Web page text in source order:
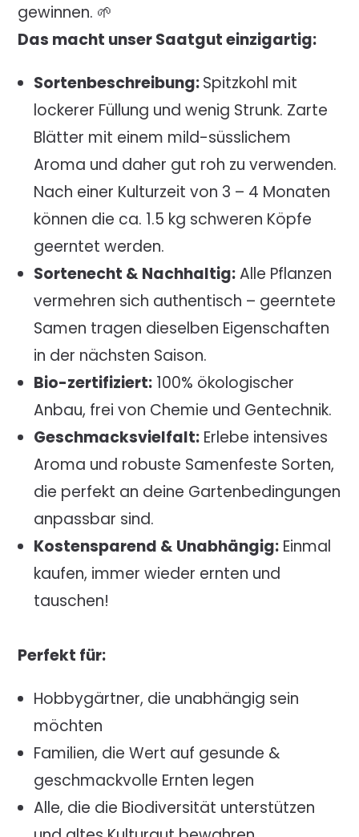
gewinnen. 🌱
Das macht unser Saatgut einzigartig:
​Sortenbeschreibung:Spitzkohl mit
lockerer Füllung und wenig Strunk. Zarte
Blätter mit einem mild-süsslichem
Aroma und daher gut roh zu verwenden.
Nach einer Kulturzeit von 3 – 4 Monaten
können die ca. 1.5 kg schweren Köpfe
geerntet werden.
Sortenecht & Nachhaltig:Alle Pflanzen
vermehren sich authentisch – geerntete
Samen tragen dieselben Eigenschaften
in der nächsten Saison.
Bio-zertifiziert: 100% ökologischer
Anbau, frei von Chemie und Gentechnik.
Geschmacksvielfalt: Erlebe intensives
Aroma und robuste Samenfeste Sorten,
die perfekt an deine Gartenbedingungen
anpassbar sind.
Kostensparend & Unabhängig: Einmal
kaufen, immer wieder ernten und
tauschen!
Perfekt für:
Hobbygärtner, die unabhängig sein
möchten
Familien, die Wert auf gesunde &
geschmackvolle Ernten legen
Alle, die die Biodiversität unterstützen